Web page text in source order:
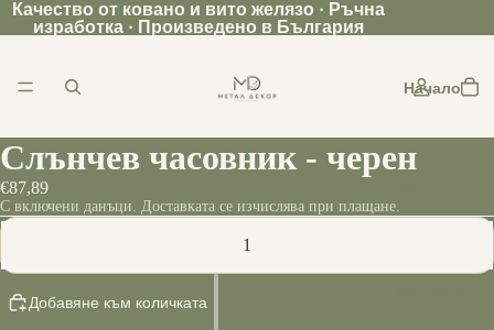
Качество от ковано и вито желязо · Ръчна
изработка · Произведено в България
Начало
Слънчев часовник - черен
€87,89
С включени данъци. Доставката се изчислява при плащане.
Добавяне към количката